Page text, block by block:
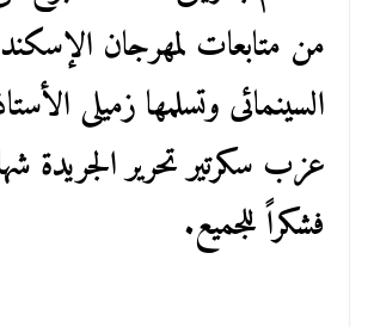
من متابعات لمهرجان
السينمائى وتسلمها زميلى
عزب سكرتير تحرير الجريدة
فشكراً للجميع.